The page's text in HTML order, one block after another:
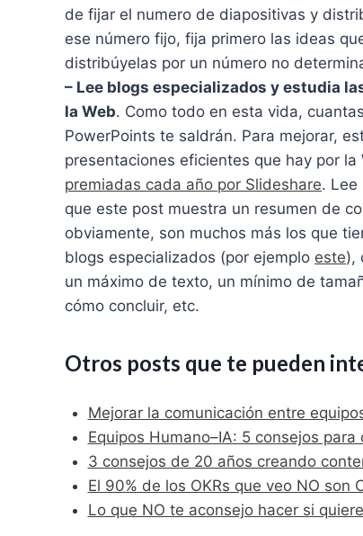
de fijar el numero de diapositivas y
ese número fijo, fija primero las ideas
distribúyelas por un número no
– Lee blogs especializados y estudia
la Web. Como todo en esta vida,
PowerPoints te saldrán. Para mejorar,
presentaciones eficientes que hay por
premiadas cada año por Slideshare. Lee
que este post muestra un resumen de
obviamente, son muchos más los que
blogs especializados (por ejemplo este),
un máximo de texto, un mínimo de
cómo concluir, etc.
Otros posts que te pueden
Mejorar la comunicación entre
Equipos Humano–IA: 5 consejos para
3 consejos de 20 años creando
El 90% de los OKRs que veo NO son
Lo que NO te aconsejo hacer si